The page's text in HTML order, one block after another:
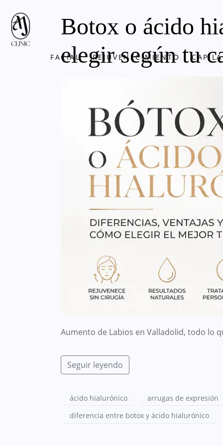
FACIAL REJUVENECIMIENTO
Botox o ácido
elegir según tu
Aumento de Labios en Valladolid, todo lo
Seguir leyendo
ácido hialurónico
arrugas de expresión
diferencia entre botox y ácido hialurónico